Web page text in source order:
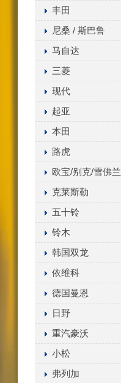
丰田
尼桑 / 斯巴鲁
马自达
三菱
现代
起亚
本田
路虎
欧宝/别克/雪佛兰
克莱斯勒
五十铃
铃木
韩国双龙
依维科
德国曼恩
日野
重汽豪沃
小松
弗列加